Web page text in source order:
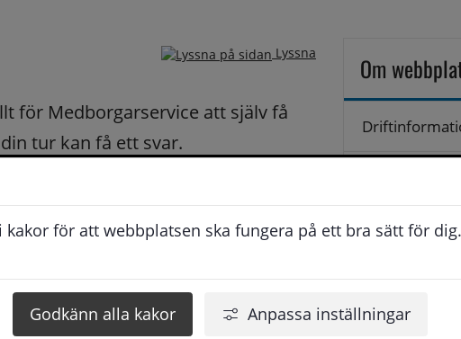
kakor för att webbplatsen ska fungera på ett bra sätt för dig.
Godkänn alla kakor Anpassa inställningar
Lyssna
för Medborgarservice att själv få
tur kan få ett svar.
fortast möjligt.
dig så snabbt som möjligt under arbetstid.
inom 2 - 4 arbetsdagar.
Om
Hantering
Kontakta oss
Ställa en
Logga in